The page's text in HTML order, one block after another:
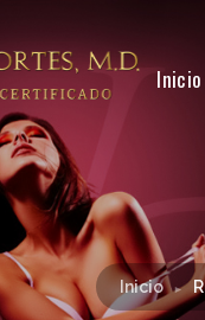
Inicio
Inicio ►